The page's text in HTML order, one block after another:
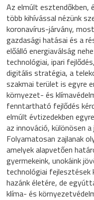
Az elmúlt esztendőkben,
több kihívással nézünk
koronavírus-járvány,
gazdasági hatásai és a
előálló energiaválság
technológiai, ipari
digitális stratégia, a
szakmai terület is egyre
környezet- és
fenntartható fejlődés
elmúlt évtizedekben
az innováció, különösen
Folyamatosan zajlanak
amelyek alapvetően
gyermekeink, unokáink
technológiai fejlesztések
hazánk életére, de
klíma- és